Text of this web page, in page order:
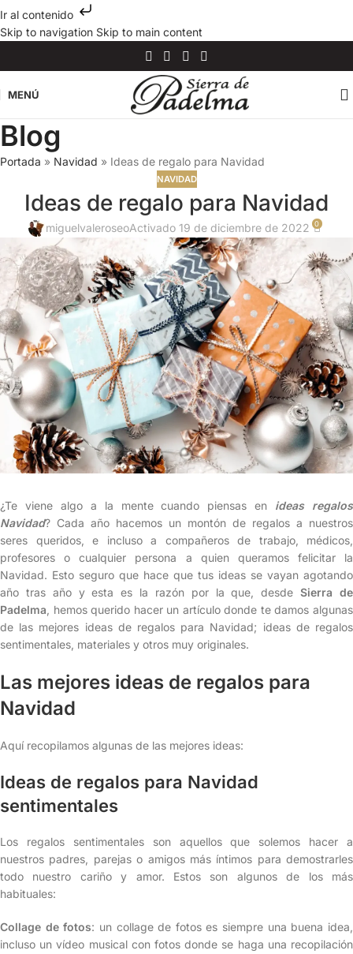
Ir al contenido
Skip to navigation Skip to main content
MENÚ
Blog
Portada » Navidad » Ideas de regalo para Navidad
NAVIDAD
Ideas de regalo para Navidad
miguelvaleroseoActivado 19 de diciembre de 2022 0
¿Te viene algo a la mente cuando piensas en ideas regalos
Navidad? Cada año hacemos un montón de regalos a nuestros
seres queridos, e incluso a compañeros de trabajo, médicos,
profesores o cualquier persona a quien queramos felicitar la
Navidad. Esto seguro que hace que tus ideas se vayan agotando
año tras año y esta es la razón por la que, desdeSierra de
Padelma , hemos querido hacer un artículo donde te damos algunas
de las mejores ideas de regalos para Navidad; ideas de regalos
sentimentales, materiales y otros muy originales.
Las mejores ideas de regalos para
Navidad
Aquí recopilamos algunas de las mejores ideas:
Ideas de regalos para Navidad
sentimentales
Los regalos sentimentales son aquellos que solemos hacer a
nuestros padres, parejas o amigos más íntimos para demostrarles
todo nuestro cariño y amor. Estos son algunos de los más
habituales:
Collage de fotos: un collage de fotos es siempre una buena idea,
incluso un vídeo musical con fotos donde se haga una recopilación